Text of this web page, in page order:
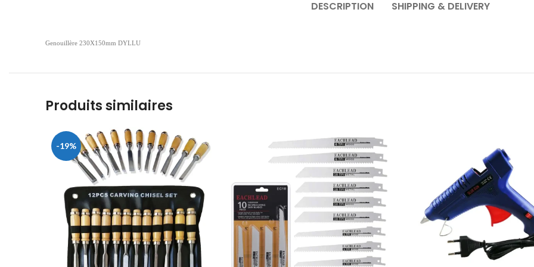
DESCRIPTION SHIPPING & DELIVERY
Genouillère 230X150mm DYLLU
Produits similaires
-19%